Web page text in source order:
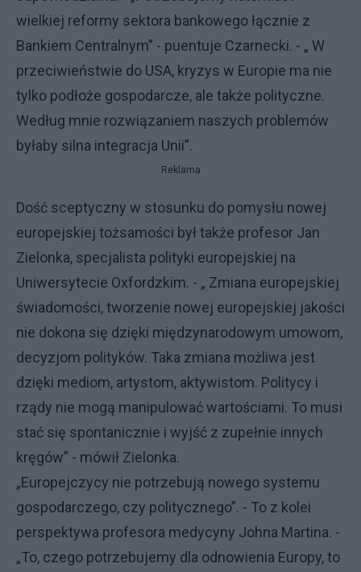
wielkiej reformy sektora bankowego łącznie z
Bankiem Centralnym” - puentuje Czarnecki. - „ W
przeciwieństwie do USA, kryzys w Europie ma nie
tylko podłoże gospodarcze, ale także polityczne.
Według mnie rozwiązaniem naszych problemów
byłaby silna integracja Unii”.
Reklama
Dość sceptyczny w stosunku do pomysłu nowej
europejskiej tożsamości był także profesor Jan
Zielonka, specjalista polityki europejskiej na
Uniwersytecie Oxfordzkim. - „ Zmiana europejskiej
świadomości, tworzenie nowej europejskiej jakości
nie dokona się dzięki międzynarodowym umowom,
decyzjom polityków. Taka zmiana możliwa jest
dzięki mediom, artystom, aktywistom. Politycy i
rządy nie mogą manipulować wartościami. To musi
stać się spontanicznie i wyjść z zupełnie innych
kręgów” - mówił Zielonka.
„Europejczycy nie potrzebują nowego systemu
gospodarczego, czy politycznego”. - To z kolei
perspektywa profesora medycyny Johna Martina. -
„To, czego potrzebujemy dla odnowienia Europy, to